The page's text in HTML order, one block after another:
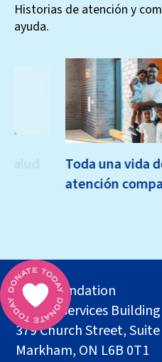
Historias de atención y
ayuda.
Toda una vida
atención
MSH Foundation
Health Services Building
379 Church Street, Suite
Markham, ON L6B 0T1